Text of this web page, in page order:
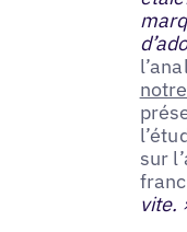
sur
vite.